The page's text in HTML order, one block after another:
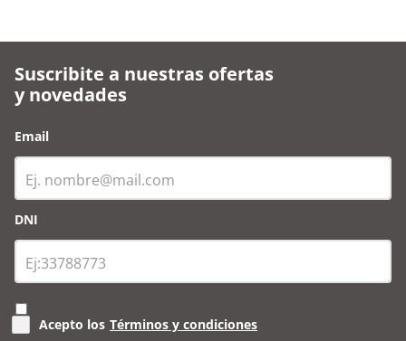
Suscribite a nuestras ofertas
y novedades
Email
DNI
Acepto los Términos y condiciones